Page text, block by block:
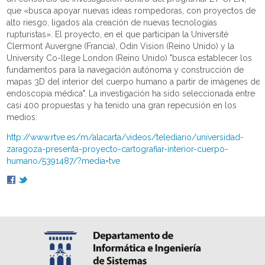
que «busca apoyar nuevas ideas rompedoras, con proyectos de
alto riesgo, ligados ala creación de nuevas tecnologías
rupturistas». El proyecto, en el que participan la Université
Clermont Auvergne (Francia), Odin Vision (Reino Unido) y la
University Co-llege London (Reino Unido) "busca establecer los
fundamentos para la navegación autónoma y construcción de
mapas 3D del interior del cuerpo humano a partir de imágenes de
endoscopia médica". La investigación ha sido seleccionada entre
casi 400 propuestas y ha tenido una gran repecusión en los
medios:
http://www.rtve.es/m/alacarta/videos/telediario/universidad-
zaragoza-presenta-proyecto-cartografiar-interior-cuerpo-
humano/5391487/?media=tve